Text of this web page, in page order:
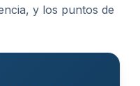
y los puntos de